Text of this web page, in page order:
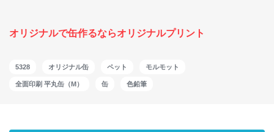
オリジナルで缶作るならオリジナルプリント
5328 オリジナル缶 ペット モルモット
全面印刷 平丸缶（M） 缶 色鉛筆